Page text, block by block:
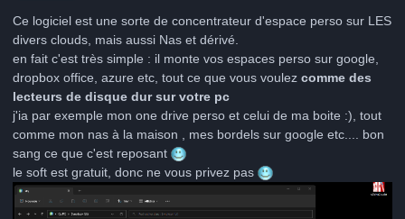
Ce logiciel est une sorte de concentrateur d'espace perso sur LES
divers clouds, mais aussi Nas et dérivé.
en fait c'est très simple : il monte vos espaces perso sur google,
dropbox office, azure etc, tout ce que vous voulez comme des
lecteurs de disque dur sur votre pc
j'ia par exemple mon one drive perso et celui de ma boite :), tout
comme mon nas à la maison , mes bordels sur google etc.... bon
sang ce que c'est reposant
le soft est gratuit, donc ne vous privez pas